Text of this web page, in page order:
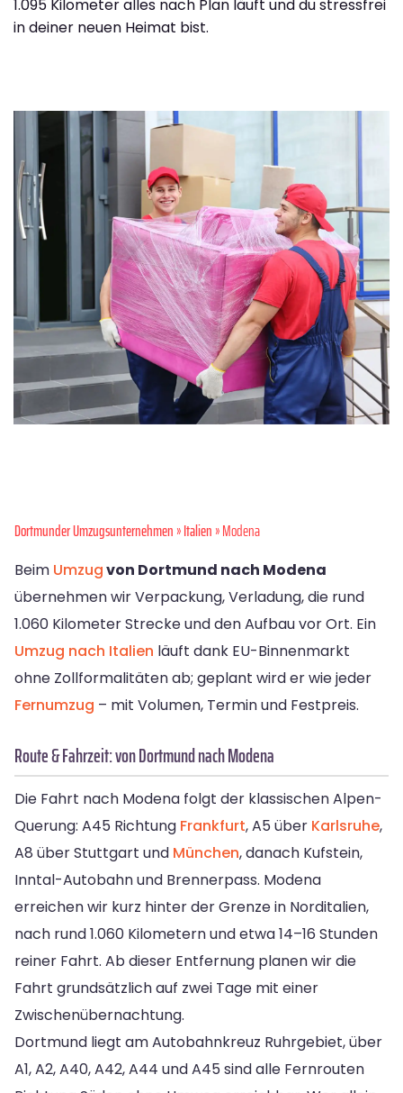
1.095 Kilometer alles nach Plan läuft und du stressfrei
in deiner neuen Heimat bist.
Dortmunder Umzugsunternehmen»Italien» Modena
Beim Umzugvon Dortmund nach Modena
übernehmen wir Verpackung, Verladung, die rund
1.060 Kilometer Strecke und den Aufbau vor Ort. Ein
Umzug nach Italien läuft dank EU-Binnenmarkt
ohne Zollformalitäten ab; geplant wird er wie jeder
Fernumzug – mit Volumen, Termin und Festpreis.
Route & Fahrzeit: von Dortmund nach Modena
Die Fahrt nach Modena folgt der klassischen Alpen-
Querung: A45 Richtung Frankfurt, A5 über Karlsruhe,
A8 über Stuttgart und München, danach Kufstein,
Inntal-Autobahn und Brennerpass. Modena
erreichen wir kurz hinter der Grenze in Norditalien,
nach rund 1.060 Kilometern und etwa 14–16 Stunden
reiner Fahrt. Ab dieser Entfernung planen wir die
Fahrt grundsätzlich auf zwei Tage mit einer
Zwischenübernachtung.
Dortmund liegt am Autobahnkreuz Ruhrgebiet, über
A1, A2, A40, A42, A44 und A45 sind alle Fernrouten